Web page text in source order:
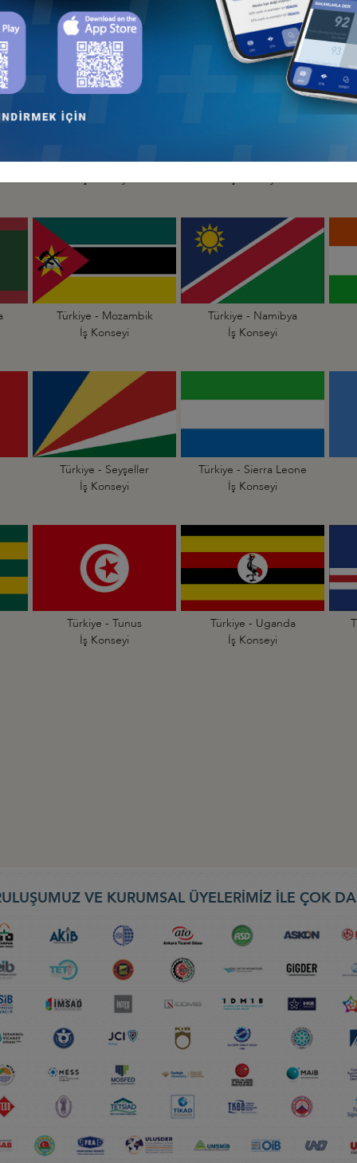
Türkiye - Kamerun
İş Konseyi
Türkiye - Kenya
İş Konseyi
Türkiye - Madagaskar
İş Konseyi
Türkiye - Malavi
İş Konseyi
Türkiye - Mozambik
İş Konseyi
Türkiye - Namibya
İş Konseyi
Türkiye - Seyşeller
İş Konseyi
Türkiye - Sierra Leone
İş Konseyi
Türkiye - Tunus
İş Konseyi
Türkiye - Uganda
İş Konseyi
VE KURUMSAL ÜYELERİMİZ İLE ÇOK